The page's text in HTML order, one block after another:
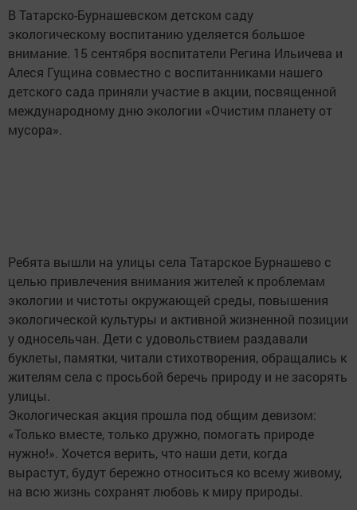
В Татарско-Бурнашевском детском саду
экологическому воспитанию уделяется большое
внимание. 15 сентября воспитатели Регина Ильичева и
Алеся Гущина совместно с воспитанниками нашего
детского сада приняли участие в акции, посвященной
международному дню экологии «Очистим планету от
мусора».
Ребята вышли на улицы села Татарское Бурнашево с
целью привлечения внимания жителей к проблемам
экологии и чистоты окружающей среды, повышения
экологической культуры и активной жизненной позиции
у односельчан. Дети с удовольствием раздавали
буклеты, памятки, читали стихотворения, обращались к
жителям села с просьбой беречь природу и не засорять
улицы.
Экологическая акция прошла под общим девизом:
«Только вместе, только дружно, помогать природе
нужно!». Хочется верить, что наши дети, когда
вырастут, будут бережно относиться ко всему живому,
на всю жизнь сохранят любовь к миру природы.